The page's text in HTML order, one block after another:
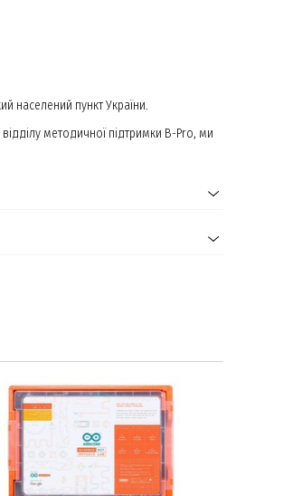
населений пункт України.
методичної підтримки B-Pro, ми